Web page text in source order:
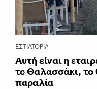
ΕΣΤΙΑΤΌΡΙΑ
Αυτή είναι η
το Θαλασσάκι, το
παραλία